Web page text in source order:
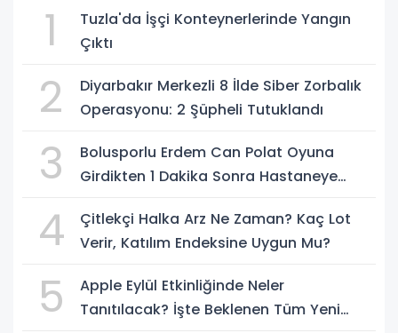
1
Tuzla'da İşçi Konteynerlerinde Yangın
Çıktı
2
Diyarbakır Merkezli 8 İlde Siber Zorbalık
Operasyonu: 2 Şüpheli Tutuklandı
3
Bolusporlu Erdem Can Polat Oyuna
Girdikten 1 Dakika Sonra Hastaneye
4
Çitlekçi Halka Arz Ne Zaman? Kaç Lot
Verir, Katılım Endeksine Uygun Mu?
5
Apple Eylül Etkinliğinde Neler
Tanıtılacak? İşte Beklenen Tüm Yeni